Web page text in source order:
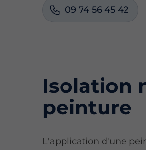
09 74 56 45 42
Isolation
peinture
L'application d'une